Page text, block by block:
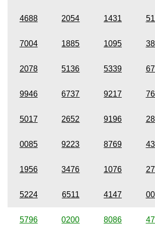
4688 2054 1431
7004 1885 1095
2078 5136 5339
9946 6737 9217
5017 2652 9196
0085 9223 8769
1956 3476 1076
5224 6511 4147
5796 0200 8086